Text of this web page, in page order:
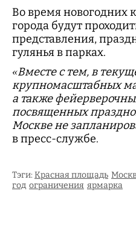
Во время новогодних
города будут
представления,
гулянья в парках.
«Вместе с тем, в
крупномасштабных
а также
посвященных
Москве не
в пресс-службе.
Тэги: Красная площадь
год ограничения ярмарка